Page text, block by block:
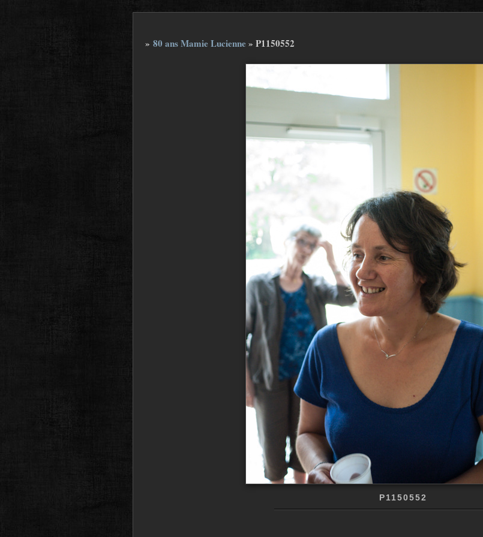
» 80 ans Mamie Lucienne» P1150552
P1150552